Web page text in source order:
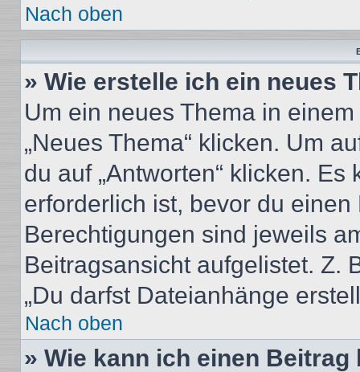
Nach oben
» Wie erstelle ich ein neues
Um ein neues Thema in
„Neues Thema“ klicken. Um
du auf „Antworten“ klicken.
erforderlich ist, bevor du
Berechtigungen sind jeweils
Beitragsansicht aufgelistet. Z.
„Du darfst Dateianhänge
Nach oben
» Wie kann ich einen